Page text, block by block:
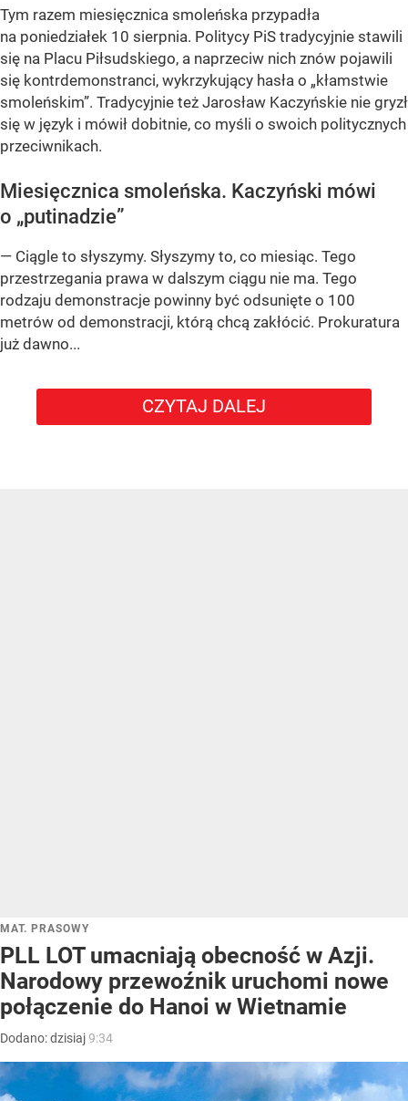
Tym razem miesięcznica smoleńska przypadła
na poniedziałek 10 sierpnia. Politycy PiS tradycyjnie stawili
się na Placu Piłsudskiego, a naprzeciw nich znów pojawili
się kontrdemonstranci, wykrzykujący hasła o „kłamstwie
smoleńskim”. Tradycyjnie też Jarosław Kaczyńskie nie gryzł
się w język i mówił dobitnie, co myśli o swoich politycznych
przeciwnikach.
Miesięcznica smoleńska. Kaczyński mówi
o „putinadzie”
— Ciągle to słyszymy. Słyszymy to, co miesiąc. Tego
przestrzegania prawa w dalszym ciągu nie ma. Tego
rodzaju demonstracje powinny być odsunięte o 100
metrów od demonstracji, którą chcą zakłócić. Prokuratura
już dawno...
CZYTAJ DALEJ
MAT. PRASOWY
PLL LOT umacniają obecność w Azji.
Narodowy przewoźnik uruchomi nowe
połączenie do Hanoi w Wietnamie
Dodano:dzisiaj9:34